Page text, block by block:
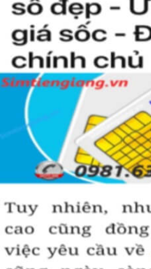
Simtiengiang.vn.
Sim Tiền Giang là đơn vị cung cấp
uy tín chất lượng.
Chọn mua sim số đẹp thường mất
một số phải vừa đẹp, vừa tốt về
hảo. Vậy phải làm sao?
- Cách nhanh nhất để chọn mua
trang chủ của Sim Tiền Giang, chọn
đầu trang chủ. Đây là danh sách sim
lý do nên bạn có thể chọn mua được
Ngoài ra quý khách chưa ưng ý về
khảo thêm Sim Vinaphone,Sim
Sinh..